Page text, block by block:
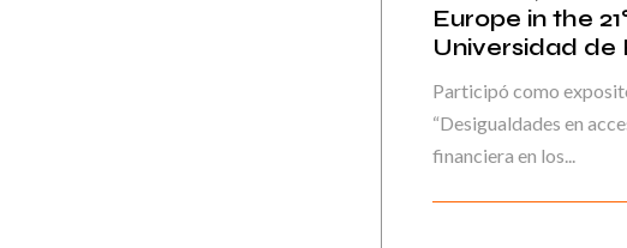
Europe in the
Universidad de
Participó como
“Desigualdades en
financiera en los...